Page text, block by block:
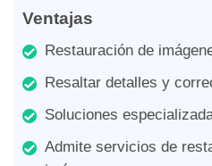
Ventajas
Restauración de
Resaltar detalles y
Soluciones
Admite servicios de